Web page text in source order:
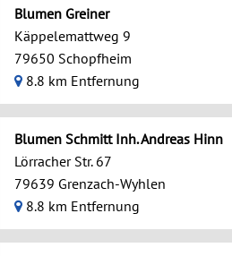
Blumen Greiner
Käppelemattweg 9
79650 Schopfheim
8.8 km Entfernung
Blumen Schmitt Inh. Andreas Hinn
Lörracher Str. 67
79639 Grenzach-Wyhlen
8.8 km Entfernung